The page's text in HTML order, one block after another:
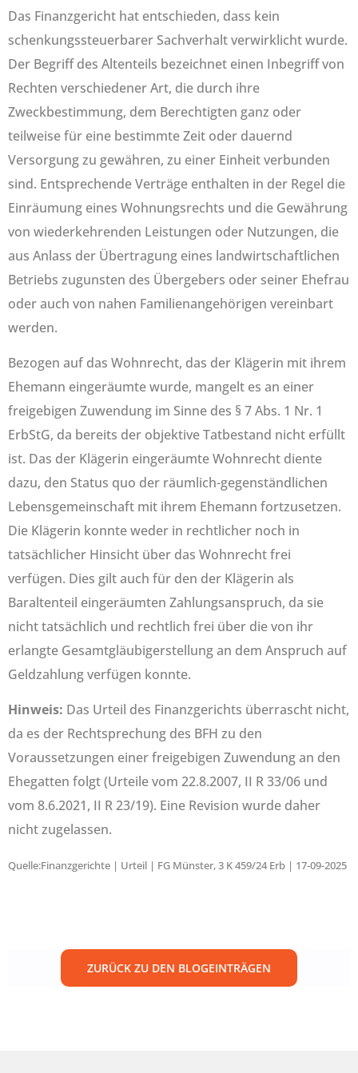
Das Finanzgericht hat entschieden, dass kein
schenkungssteuerbarer Sachverhalt verwirklicht wurde.
Der Begriff des Altenteils bezeichnet einen Inbegriff von
Rechten verschiedener Art, die durch ihre
Zweckbestimmung, dem Berechtigten ganz oder
teilweise für eine bestimmte Zeit oder dauernd
Versorgung zu gewähren, zu einer Einheit verbunden
sind. Entsprechende Verträge enthalten in der Regel die
Einräumung eines Wohnungsrechts und die Gewährung
von wiederkehrenden Leistungen oder Nutzungen, die
aus Anlass der Übertragung eines landwirtschaftlichen
Betriebs zugunsten des Übergebers oder seiner Ehefrau
oder auch von nahen Familienangehörigen vereinbart
werden.
Bezogen auf das Wohnrecht, das der Klägerin mit ihrem
Ehemann eingeräumte wurde, mangelt es an einer
freigebigen Zuwendung im Sinne des § 7 Abs. 1 Nr. 1
ErbStG, da bereits der objektive Tatbestand nicht erfüllt
ist. Das der Klägerin eingeräumte Wohnrecht diente
dazu, den Status quo der räumlich-gegenständlichen
Lebensgemeinschaft mit ihrem Ehemann fortzusetzen.
Die Klägerin konnte weder in rechtlicher noch in
tatsächlicher Hinsicht über das Wohnrecht frei
verfügen. Dies gilt auch für den der Klägerin als
Baraltenteil eingeräumten Zahlungsanspruch, da sie
nicht tatsächlich und rechtlich frei über die von ihr
erlangte Gesamtgläubigerstellung an dem Anspruch auf
Geldzahlung verfügen konnte.
Hinweis: Das Urteil des Finanzgerichts überrascht nicht,
da es der Rechtsprechung des BFH zu den
Voraussetzungen einer freigebigen Zuwendung an den
Ehegatten folgt (Urteile vom 22.8.2007, II R 33/06 und
vom 8.6.2021, II R 23/19). Eine Revision wurde daher
nicht zugelassen.
Quelle:Finanzgerichte | Urteil | FG Münster, 3 K 459/24 Erb | 17-09-2025
ZURÜCK ZU DEN BLOGEINTRÄGEN